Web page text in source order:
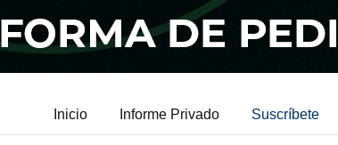
Inicio Informe Privado Suscríbete